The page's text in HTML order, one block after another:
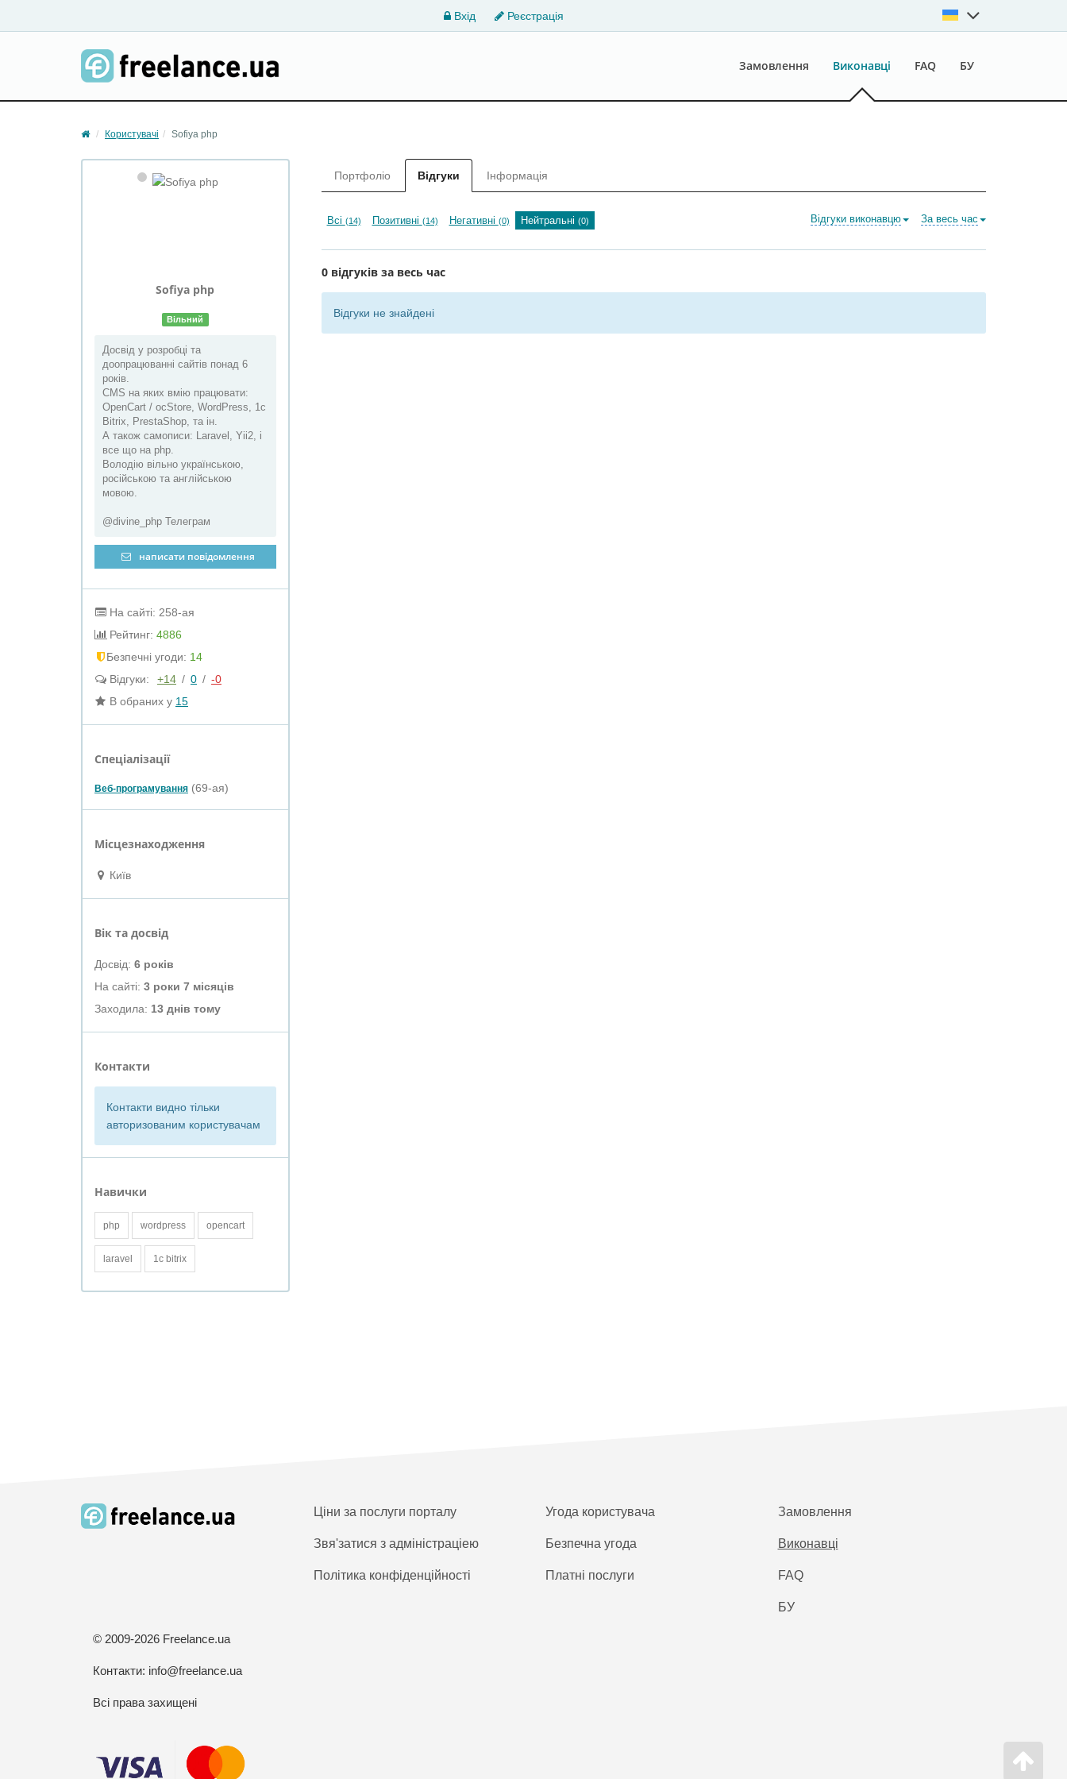
Вхід Реєстрація
Замовлення Виконавці FAQ БУ
Користувачі Sofiya php
Sofiya php
Вільний
Досвід у розробці та
доопрацюванні сайтів понад 6
років.
CMS на яких вмію працювати:
OpenCart / ocStore, WordPress, 1c
Bitrix, PrestaShop, та ін.
А також самописи: Laravel, Yii2, і
все що на php.
Володію вільно українською,
російською та англійською
мовою.
@divine_php Телеграм
написати повідомлення
На сайті: 258-ая
Рейтинг: 4886
Безпечні угоди: 14
Відгуки:
+14 / 0 / -0
В обраних у 15
Спеціалізації
Веб-програмування (69-ая)
Місцезнаходження
Київ
Вік та досвід
Досвід: 6 років
На сайті: 3 роки 7 місяців
Заходила: 13 днів тому
Контакти
Контакти видно тільки
авторизованим користувачам
Навички
php wordpress opencart
laravel 1c bitrix
Портфоліо Відгуки Інформація
Всі (14) Позитивні (14) Негативні (0) Нейтральні (0) За весь час
Відгуки виконавцю
0 відгуків за весь час
Відгуки не знайдені
Ціни за послуги порталу
Звя'затися з адміністраціею
Політика конфіденційності
Угода користувача
Безпечна угода
Платнi послуги
Замовлення
Виконавці
FAQ
БУ
© 2009-2026 Freelance.ua
Контакти: info@freelance.ua
Всі права захищені